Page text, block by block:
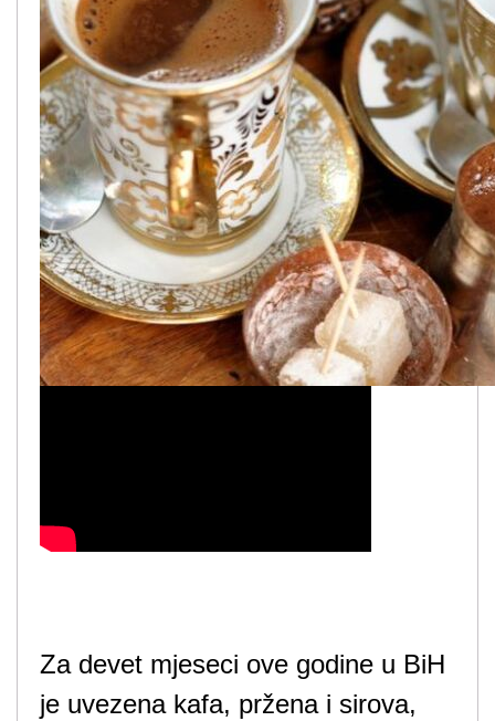
Za devet mjeseci ove godine u BiH
je uvezena kafa, pržena i sirova,